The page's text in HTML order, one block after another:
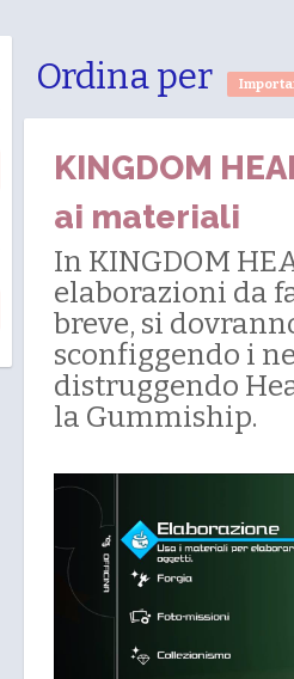
Ordina per
KINGDOM
ai materiali
In KINGDOM
elaborazioni da
breve, si
sconfiggendo i
distruggendo
la Gummiship.